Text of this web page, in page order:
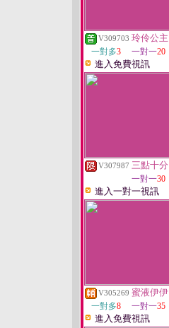
V309703 玲伶公主
一對多3 一對一20
進入免費視訊
V307987 三點十分
一對一30
進入一對一視訊
V305269 蜜液伊伊
一對多8 一對一35
進入免費視訊